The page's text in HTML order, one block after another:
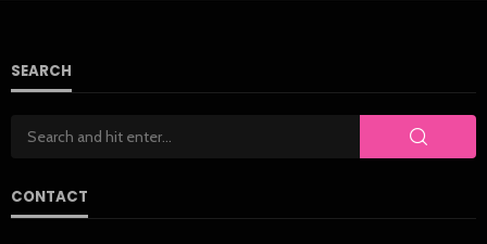
SEARCH
CONTACT